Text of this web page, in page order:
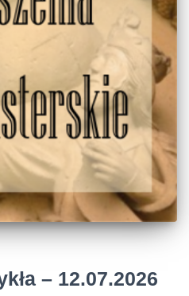
– 12.07.2026